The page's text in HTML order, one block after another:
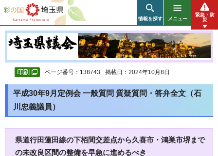
彩の国 埼玉県
情報を探す メニュー
緊急・防
災
ページ番号：138743 掲載日：2024年10月8日
平成30年9月定例会 一般質問 質疑質問・答弁全文（石
川忠義議員）
県道行田蓮田線の下栢間交差点から久喜市・鴻巣市堺まで
の未改良区間の整備を早急に進めるべき